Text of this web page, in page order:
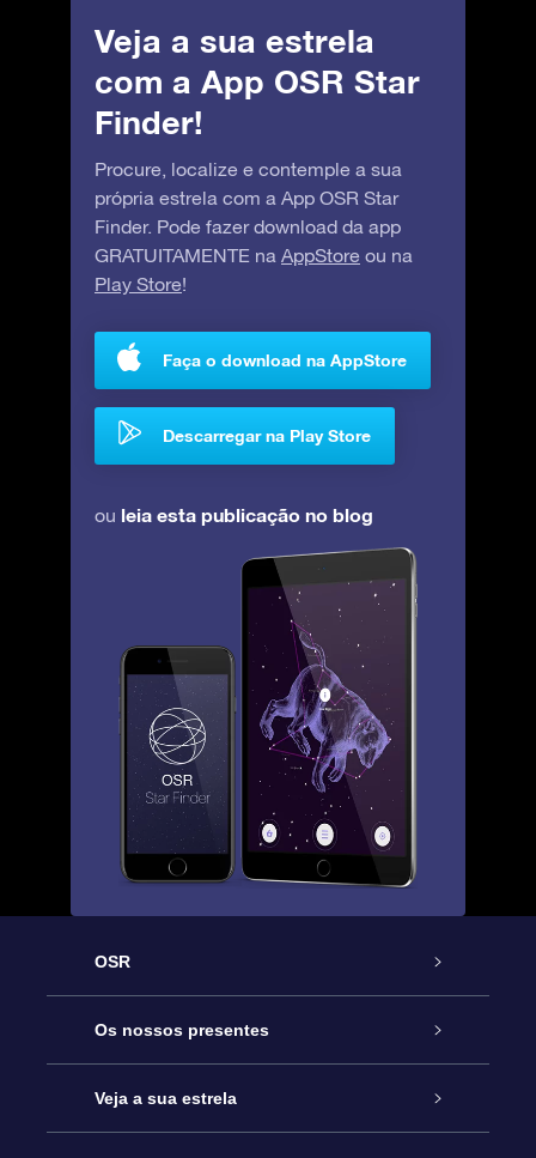
Veja a sua estrela
com a App OSR Star
Finder!
Procure, localize e contemple a sua
própria estrela com a App OSR Star
Finder. Pode fazer download da app
GRATUITAMENTE na AppStore ou na
Play Store!
Faça o download na AppStore
Descarregar na Play Store
ou leia esta publicação no blog
OSR
Serviço
Contactos
Os nossos presentes
Prenda Star Online
Veja a sua estrela